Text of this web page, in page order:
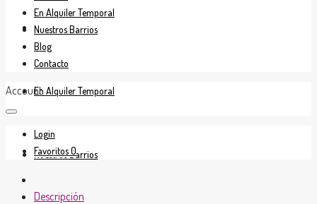
En Venta
En Alquiler Temporal
Nuestros Barrios
En Alquiler Temporal
Nuestros Barrios
Blog
Contacto
Account
Login
Favoritos0
Descripción